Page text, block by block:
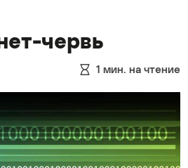
червь
1 мин. на чтение